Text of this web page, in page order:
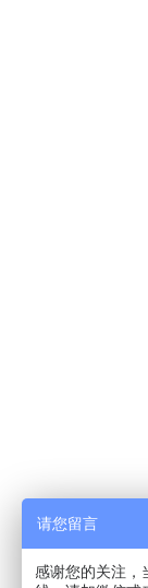
请您留言
感谢您的关注，